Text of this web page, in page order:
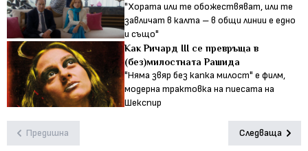
"Хората или те обожествяват, или те
завличат в калта – в общи линии е едно
и също"
Как Ричард III се превръща в
(без)милостната Рашида
"Няма звяр без капка милост" е филм,
модерна трактовка на пиесата на
Шекспир
Предишна Следваща